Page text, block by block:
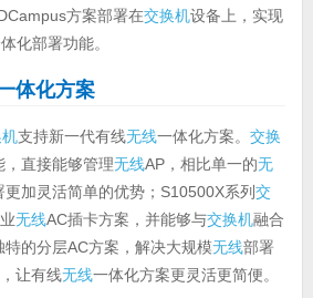
方案部署在交换机设备上，实现
化部署功能。
体化方案
支持新一代有线无线一体化方案。 交换
直接能够管理无线AP，相比单一的无
加灵活简单的优势；S10500X系列交
无线AC插卡方案，并能够与交换机融合
的分层AC方案，解决大规模无线部署
让有线无线一体化方案更灵活更简便。